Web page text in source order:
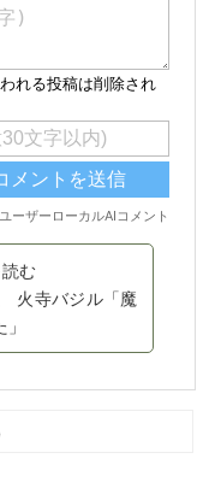
む
火寺バジル「魔